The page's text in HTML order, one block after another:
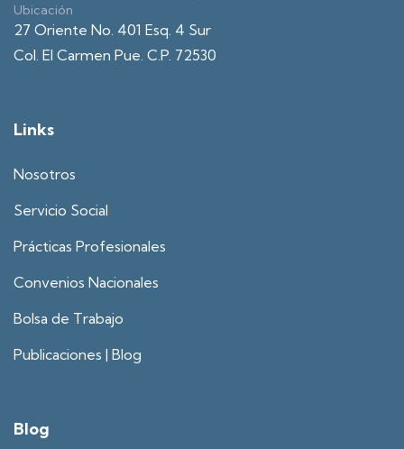
Ubicación
27 Oriente No. 401 Esq. 4 Sur
Col. El Carmen Pue. C.P. 72530
Links
Nosotros
Servicio Social
Prácticas Profesionales
Convenios Nacionales
Bolsa de Trabajo
Publicaciones | Blog
Blog